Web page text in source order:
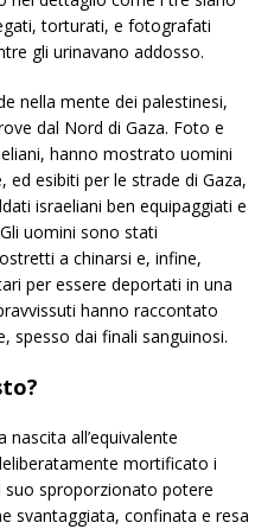
torturati, e fotografati
gli urinavano addosso.
nella mente dei palestinesi,
dal Nord di Gaza. Foto e
hanno mostrato uomini
esibiti per le strade di Gaza,
israeliani ben equipaggiati e
uomini sono stati
a chinarsi e, infine,
per essere deportati in una
hanno raccontato
spesso dai finali sanguinosi.
all’equivalente
mortificato i
suo sproporzionato potere
svantaggiata, confinata e resa